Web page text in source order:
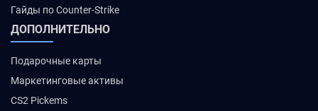
Гайды по Counter-Strike
ДОПОЛНИТЕЛЬНО
Подарочные карты
Маркетинговые активы
CS2 Pickems